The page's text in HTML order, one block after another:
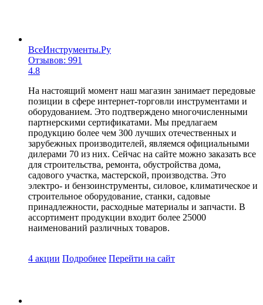
ВсеИнструменты.Ру
Отзывов: 991
4.8
На настоящий момент наш магазин занимает передовые
позиции в сфере интернет-торговли инструментами и
оборудованием. Это подтверждено многочисленными
партнерскими сертификатами. Мы предлагаем
продукцию более чем 300 лучших отечественных и
зарубежных производителей, являемся официальными
дилерами 70 из них. Сейчас на сайте можно заказать все
для строительства, ремонта, обустройства дома,
садового участка, мастерской, производства. Это
электро- и бензоинструменты, силовое, климатическое и
строительное оборудование, станки, садовые
принадлежности, расходные материалы и запчасти. В
ассортимент продукции входит более 25000
наименований различных товаров.
4 акции Подробнее Перейти на сайт